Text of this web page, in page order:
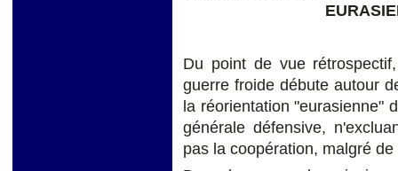
Du point de vue
guerre froide débute autour
la réorientation "eurasienne"
générale défensive,
pas la coopération, malgré